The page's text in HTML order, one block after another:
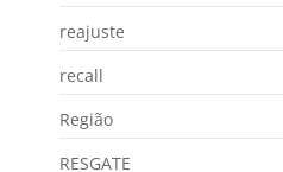
reajuste
recall
Região
RESGATE